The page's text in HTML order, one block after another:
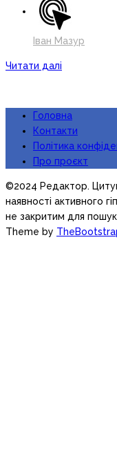
Іван Мазур
Читати далі
Головна
Контакти
Політика
Про проєкт
©2024 Редактор.
наявності активного
не закритим для
Theme by